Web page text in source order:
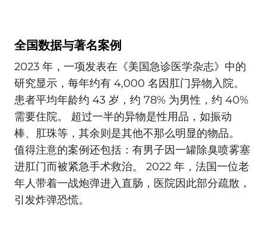
全国数据与著名案例
2023 年，一项发表在《美国急诊医学杂志》中的
研究显示，每年约有 4,000 名因肛门异物入院。
患者平均年龄约 43 岁，约 78% 为男性，约 40%
需要住院。 超过一半的异物是性用品，如振动
棒、肛珠等，其余则是其他不那么明显的物品。
值得注意的案例还包括：有男子因一罐除臭喷雾塞
进肛门而被紧急手术救治。 2022 年，法国一位老
年人带着一战炮弹进入直肠，医院因此部分疏散，
引发炸弹恐慌。